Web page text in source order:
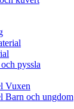
pyssla
Vuxen
Barn och ungdom